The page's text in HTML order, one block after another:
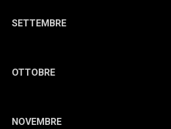
SETTEMBRE
OTTOBRE
NOVEMBRE